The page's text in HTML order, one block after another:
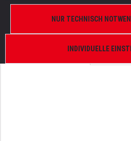
INDIVIDUELLE
NUR TECHNISCH